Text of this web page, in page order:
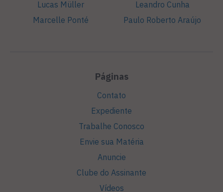
Lucas Müller
Marcelle Ponté
Leandro Cunha
Paulo Roberto Araújo
Páginas
Contato
Expediente
Trabalhe Conosco
Envie sua Matéria
Anuncie
Clube do Assinante
Vídeos